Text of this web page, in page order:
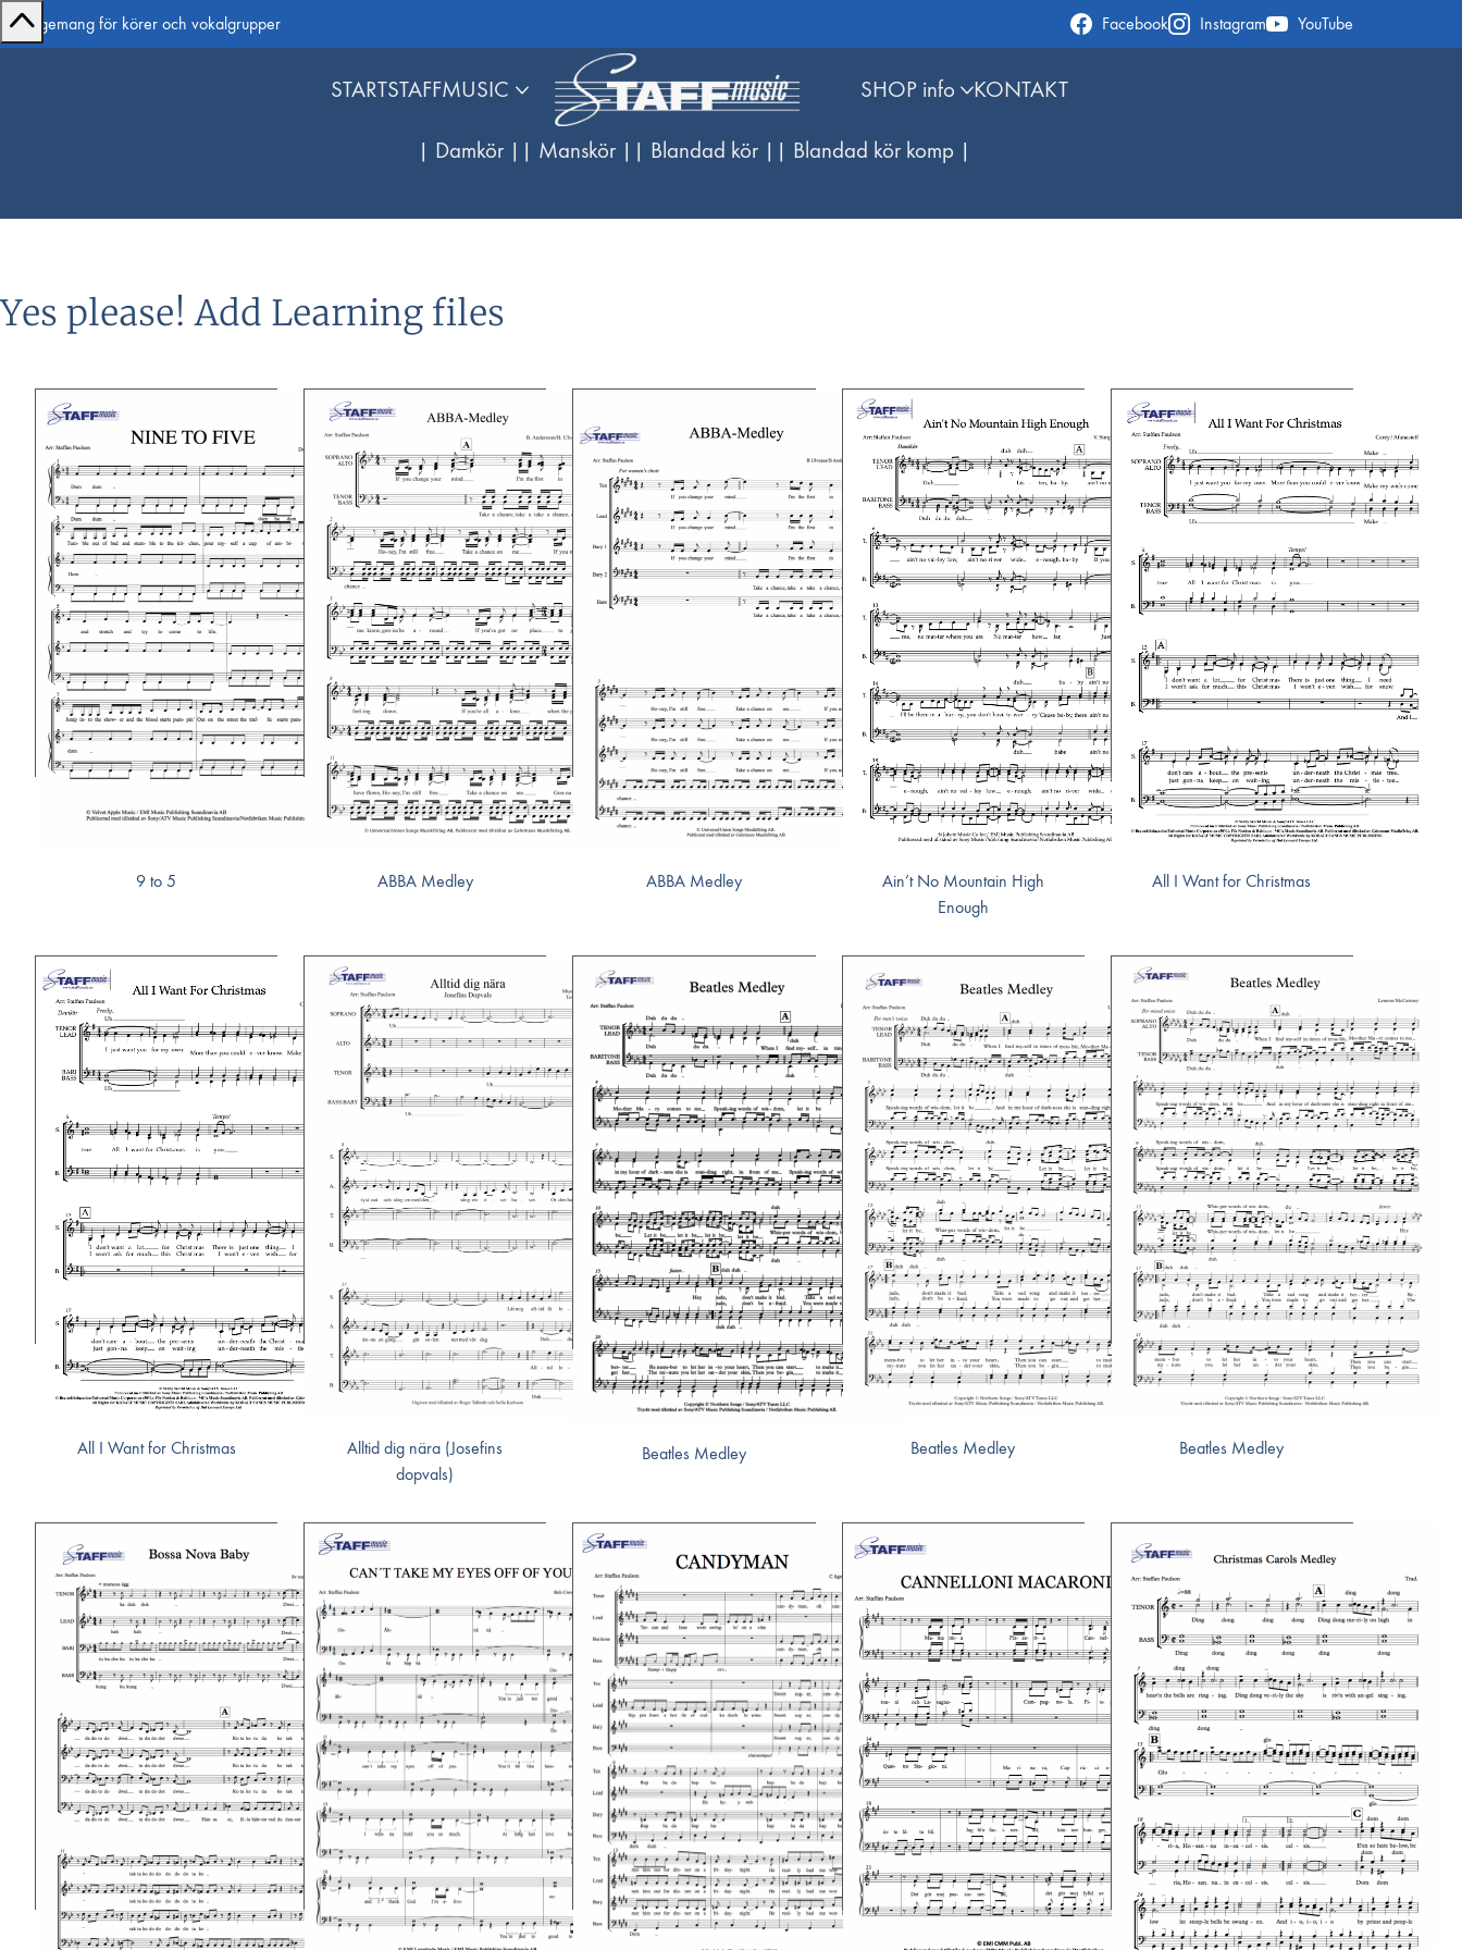
Arrangemang för körer och vokalgrupper Facebook Instagram YouTube
STARTSTAFFMUSIC SHOP info KONTAKT
| Damkör | | Manskör | | Blandad kör | | Blandad kör komp |
Yes please! Add Learning files
9 to 5 ABBA Medley ABBA Medley
Ain’t No Mountain High
Enough
All I Want for Christmas
All I Want for Christmas
Alltid dig nära (Josefins
dopvals)
Beatles Medley Beatles Medley Beatles Medley